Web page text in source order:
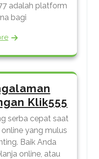
adalah platform
bagi
Klik555
serba cepat saat
yang mulus
Baik Anda
online, atau